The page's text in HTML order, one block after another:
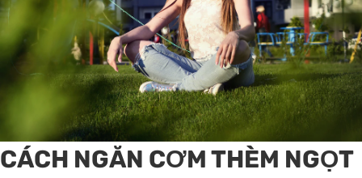
CÁCH NGĂN CƠM THÈM NGỌT